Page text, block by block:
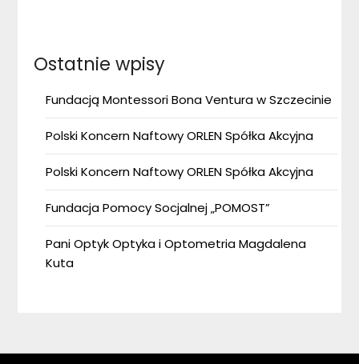
Ostatnie wpisy
Fundacją Montessori Bona Ventura w Szczecinie
Polski Koncern Naftowy ORLEN Spółka Akcyjna
Polski Koncern Naftowy ORLEN Spółka Akcyjna
Fundacja Pomocy Socjalnej „POMOST”
Pani Optyk Optyka i Optometria Magdalena
Kuta